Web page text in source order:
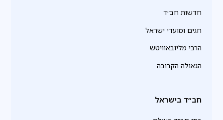
חדשות חב״ד
חגים ומועדי ישראל
הרבי מליובאוויטש
הגאולה הקרובה
חב״ד בישראל